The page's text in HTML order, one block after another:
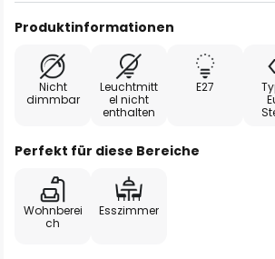
Produktinformationen
Nicht
dimmbar
Leuchtmitt
el nicht
enthalten
E27
Perfekt für diese Bereiche
Wohnberei
ch
Esszimmer